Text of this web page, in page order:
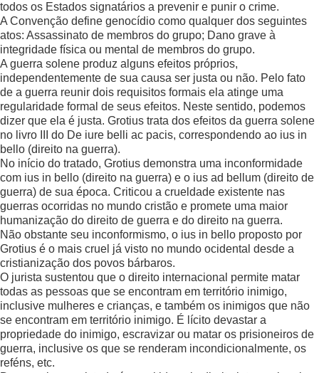
todos os Estados signatários a prevenir e punir o crime.
A Convenção define genocídio como qualquer dos seguintes
atos: Assassinato de membros do grupo; Dano grave à
integridade física ou mental de membros do grupo.
A guerra solene produz alguns efeitos próprios,
independentemente de sua causa ser justa ou não. Pelo fato
de a guerra reunir dois requisitos formais ela atinge uma
regularidade formal de seus efeitos. Neste sentido, podemos
dizer que ela é justa. Grotius trata dos efeitos da guerra solene
no livro III do De iure belli ac pacis, correspondendo ao ius in
bello (direito na guerra).
No início do tratado, Grotius demonstra uma inconformidade
com ius in bello (direito na guerra) e o ius ad bellum (direito de
guerra) de sua época. Criticou a crueldade existente nas
guerras ocorridas no mundo cristão e promete uma maior
humanização do direito de guerra e do direito na guerra.
Não obstante seu inconformismo, o ius in bello proposto por
Grotius é o mais cruel já visto no mundo ocidental desde a
cristianização dos povos bárbaros.
O jurista sustentou que o direito internacional permite matar
todas as pessoas que se encontram em território inimigo,
inclusive mulheres e crianças, e também os inimigos que não
se encontram em território inimigo. É lícito devastar a
propriedade do inimigo, escravizar ou matar os prisioneiros de
guerra, inclusive os que se renderam incondicionalmente, os
reféns, etc.